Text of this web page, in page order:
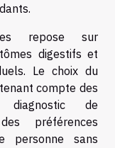
repose sur
digestifs et
Le choix du
compte des
diagnostic de
préférences
personne sans